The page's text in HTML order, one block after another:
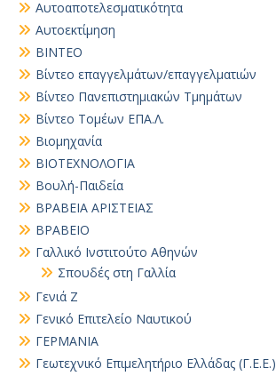
Αυτοαποτελεσματικότητα
Αυτοεκτίμηση
ΒΙΝΤΕΟ
Βίντεο επαγγελμάτων/επαγγελματιών
Βίντεο Πανεπιστημιακών Τμημάτων
Βίντεο Τομέων ΕΠΑ.Λ.
Βιομηχανία
ΒΙΟΤΕΧΝΟΛΟΓΙΑ
Βουλή-Παιδεία
ΒΡΑΒΕΙΑ ΑΡΙΣΤΕΙΑΣ
ΒΡΑΒΕΙΟ
Γαλλικό Ινστιτούτο Αθηνών
Σπουδές στη Γαλλία
Γενιά Ζ
Γενικό Επιτελείο Ναυτικού
ΓΕΡΜΑΝΙΑ
Γεωτεχνικό Επιμελητήριο Ελλάδας (Γ.Ε.Ε.)